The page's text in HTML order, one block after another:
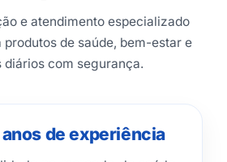
e atendimento especializado
produtos de saúde, bem-estar e
diários com segurança.
de experiência